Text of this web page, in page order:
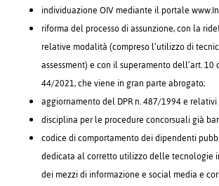
individuazione OIV mediante il portale
riforma del processo di assunzione, con la
relative modalità (compreso l’utilizzo di
assessment) e con il superamento dell’art. 10
44/2021, che viene in gran parte abrogato;
aggiornamento del DPR n. 487/1994 e
disciplina per le procedure concorsuali già
codice di comportamento dei dipendenti
dedicata al corretto utilizzo delle tecnologie
dei mezzi di informazione e social media e